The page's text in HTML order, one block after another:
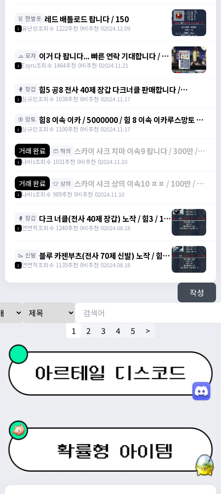
👗 한벌옷 레드 배틀로드 팝니다 / 150
1 유난양조회수 1222추천 0비추천 02024.12.09
🧢 모자 이거 다 팝니다... 빠른 연락 기대합니다 / 4
천만 메소
1 Esyru조회수 1464추천 0비추천 02024.11.21
🥊 장갑 힘5 공8 전사 40제 장갑 다크너클 판매합니다 /
6000000 / 전사 40제 공 8 장갑 /
1 심규민조회수 1038추천 0비추천 02024.11.17
🦋 망토 힘8 이속 이카 / 5000000 / 힘 8 이속 이카루스망토 /
https://open.kakao.com/o/sbe7MC0g
1 심규민조회수 1100추천 0비추천 02024.11.17
거래 완료 🩳 하의 스카이 샤크 치마 이속9 팝니다 / 300만 /
물방+1 이속+4 상옵
1 나비s조회수 1031추천 0비추천 02024.11.10
거래 완료 👕 상의 스카이 샤크 상의 이속10 ㅍㅍ / 100만 / 물
방 +1 이속+3 상옵
1 나비s조회수 989추천 0비추천 02024.11.10
🥊 장갑 다크 너클(전사 40제 장갑) 노작 / 힘3 / 13
만에 팝니다. / 130,000 /
https://open.kakao.com/o/s0DLJJJg
1 연면적조회수 1240추천 0비추천 02024.08.18
🥾 신발 블루 카젠부츠(전사 70제 신발) 노작 / 힘3 /
덱4 / 27만에 팝니다. / 270,000 /
https://open.kakao.com/o/s0DLJJJg
1 연면적조회수 1135추천 0비추천 02024.08.18
작성
1 2 3 4 5 >